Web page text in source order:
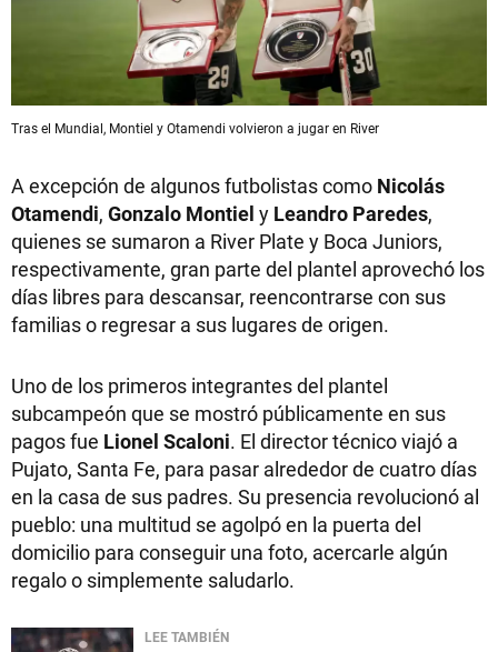
Tras el Mundial, Montiel y Otamendi volvieron a jugar en River
A excepción de algunos futbolistas como Nicolás
Otamendi, Gonzalo Montiel y Leandro Paredes,
quienes se sumaron a River Plate y Boca Juniors,
respectivamente, gran parte del plantel aprovechó los
días libres para descansar, reencontrarse con sus
familias o regresar a sus lugares de origen.
Uno de los primeros integrantes del plantel
subcampeón que se mostró públicamente en sus
pagos fue Lionel Scaloni. El director técnico viajó a
Pujato, Santa Fe, para pasar alrededor de cuatro días
en la casa de sus padres. Su presencia revolucionó al
pueblo: una multitud se agolpó en la puerta del
domicilio para conseguir una foto, acercarle algún
regalo o simplemente saludarlo.
LEE TAMBIÉN